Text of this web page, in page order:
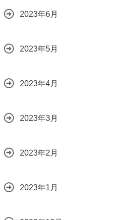
2023年6月
2023年5月
2023年4月
2023年3月
2023年2月
2023年1月